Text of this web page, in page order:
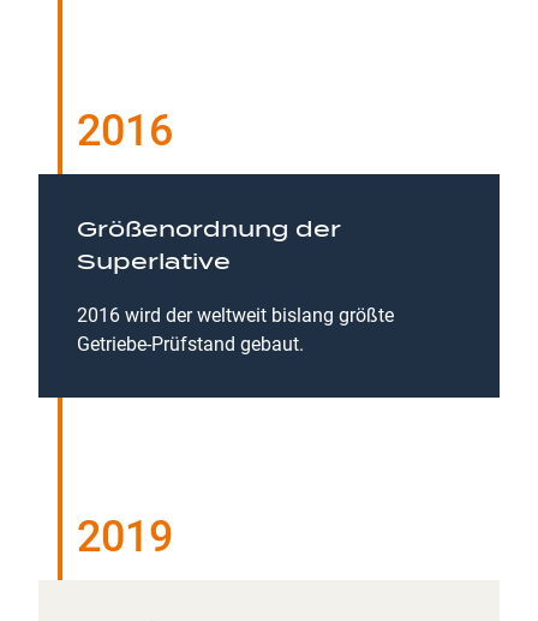
2016
Größenordnung der
Superlative
2016 wird der weltweit bislang größte
Getriebe-Prüfstand gebaut.
2019